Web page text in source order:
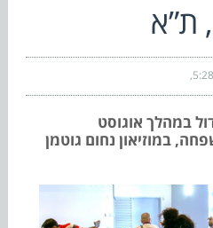
ת”א
5:28
במהלך אוגוסט
במוזיאון נחום גוטמן